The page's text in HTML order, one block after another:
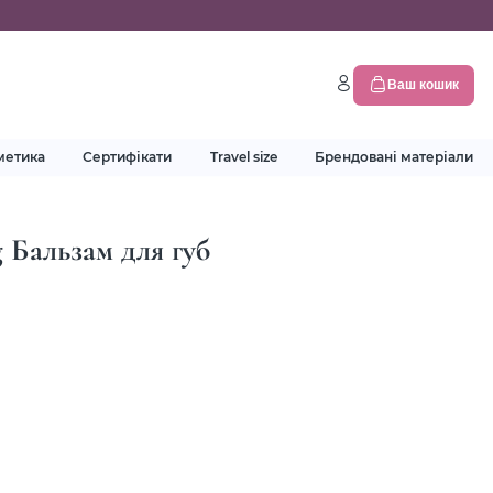
Ваш кошик
Сертифікати Travel size Брендовані матеріали
для губ